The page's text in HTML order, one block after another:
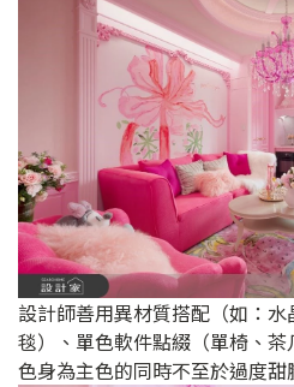
設計師善用異材質搭配（如：
毯）、單色軟件點綴（單椅、
色身為主色的同時不至於過度甜